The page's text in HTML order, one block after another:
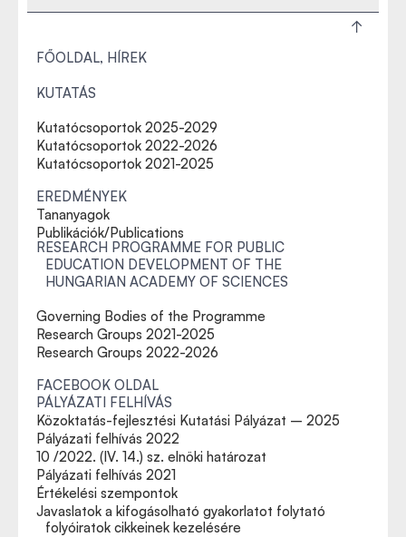
FŐOLDAL, HÍREK
KUTATÁS
Kutatócsoportok 2025-2029
Kutatócsoportok 2022-2026
Kutatócsoportok 2021-2025
EREDMÉNYEK
Tananyagok
Publikációk/Publications
RESEARCH PROGRAMME FOR PUBLIC
EDUCATION DEVELOPMENT OF THE
HUNGARIAN ACADEMY OF SCIENCES
Governing Bodies of the Programme
Research Groups 2021-2025
Research Groups 2022-2026
FACEBOOK OLDAL
PÁLYÁZATI FELHÍVÁS
Közoktatás-fejlesztési Kutatási Pályázat – 2025
Pályázati felhívás 2022
10 /2022. (IV. 14.) sz. elnöki határozat
Pályázati felhívás 2021
Értékelési szempontok
Javaslatok a kifogásolható gyakorlatot folytató
folyóiratok cikkeinek kezelésére